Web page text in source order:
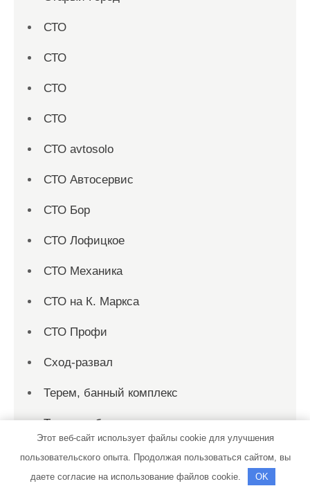
СТО
СТО
СТО
СТО
СТО avtosolo
СТО Автосервис
СТО Бор
СТО Лофицкое
СТО Механика
СТО на К. Маркса
СТО Профи
Сход-развал
Терем, банный комплекс
Теремок, баня
Теремок, баня
Территория первых, сауна
Этот веб-сайт использует файлы cookie для улучшения
пользовательского опыта. Продолжая пользоваться сайтом, вы
даете согласие на использование файлов cookie.
OK